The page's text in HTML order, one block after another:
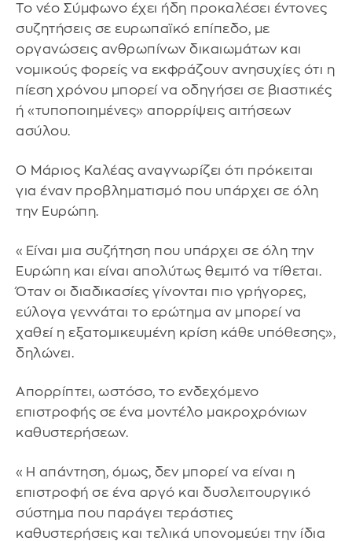
Το νέο Σύμφωνο έχει ήδη προκαλέσει έντονες
συζητήσεις σε ευρωπαϊκό επίπεδο, με
οργανώσεις ανθρωπίνων δικαιωμάτων και
νομικούς φορείς να εκφράζουν ανησυχίες ότι η
πίεση χρόνου μπορεί να οδηγήσει σε βιαστικές
ή «τυποποιημένες» απορρίψεις αιτήσεων
ασύλου.
Ο Μάριος Καλέας αναγνωρίζει ότι πρόκειται
για έναν προβληματισμό που υπάρχει σε όλη
την Ευρώπη.
«Είναι μια συζήτηση που υπάρχει σε όλη την
Ευρώπη και είναι απολύτως θεμιτό να τίθεται.
Όταν οι διαδικασίες γίνονται πιο γρήγορες,
εύλογα γεννάται το ερώτημα αν μπορεί να
χαθεί η εξατομικευμένη κρίση κάθε υπόθεσης»,
δηλώνει.
Απορρίπτει, ωστόσο, το ενδεχόμενο
επιστροφής σε ένα μοντέλο μακροχρόνιων
καθυστερήσεων.
«Η απάντηση, όμως, δεν μπορεί να είναι η
επιστροφή σε ένα αργό και δυσλειτουργικό
σύστημα που παράγει τεράστιες
καθυστερήσεις και τελικά υπονομεύει την ίδια